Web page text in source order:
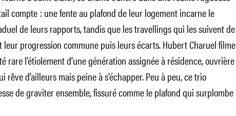
compte : une fente au plafond de leur logement incarne le
de leurs rapports, tandis que les travellings qui les suivent de
leur progression commune puis leurs écarts. Hubert Charuel filme
rare l’étiolement d’une génération assignée à résidence, ouvrière
rêve d’ailleurs mais peine à s’échapper. Peu à peu, ce trio
de graviter ensemble, fissuré comme le plafond qui surplombe